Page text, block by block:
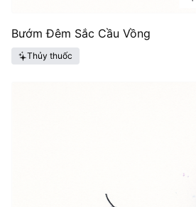
Bướm Đêm Sắc Cầu Vồng
Thủy thuốc